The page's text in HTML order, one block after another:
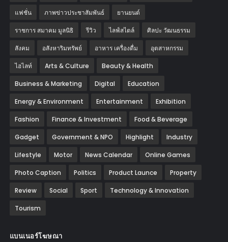
แฟชั่น ภาพข่าวประชาสัมพันธ์ ‎ยานยนต์‎
ราชการ สมาคม มูลนิธิ รีวิว ไลฟ์สไตล์ ศิลปะ วัฒนธรรม
สังคม อสังหาริมทรัพย์ อาหาร เครื่องดื่ม อุตสาหกรรม
ไฮไลท์ Arts & Culture Beauty & Health
Business & Marketing Digital Education
Energy & Environment Entertainment Exhibition
Fashion Finance & Investment Food & Beverage
Gadget Government & NPO Highlight Industry
Lifestyle Motor News Calendar Online Games
Photo Caption Politics Product Launce Property
Review Social Sport Technology & Innovation
Tourism
แบนเนอร์โฆษณา